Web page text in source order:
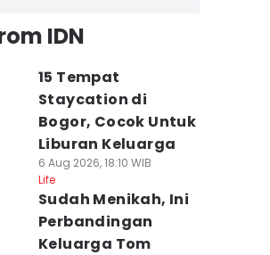
IDN
15 Tempat
Staycation di
Bogor, Cocok Untuk
Liburan Keluarga
6 Aug 2026, 18:10 WIB
Life
Sudah Menikah, Ini
Perbandingan
Keluarga Tom